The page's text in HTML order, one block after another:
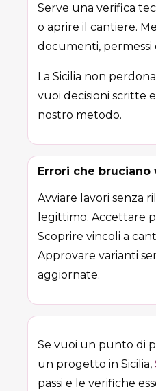
Serve una verifica
o aprire il cantiere.
documenti,
La Sicilia non
vuoi decisioni scritte
nostro metodo.
Errori che bruciano
Avviare lavori senza
legittimo. Accettare
Scoprire vincoli a
Approvare varianti
aggiornate.
Se vuoi un punto di
un progetto in Sicilia,
passi e le verifiche